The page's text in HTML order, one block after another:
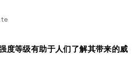
度等级有助于人们了解其带来的威